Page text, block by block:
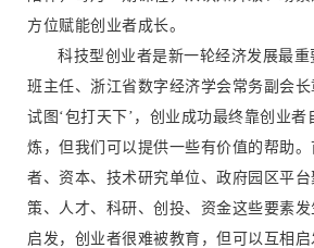
方位赋能创业者成长。
科技型创业者是新一轮经济发展最
班主任、浙江省数字经济学会常务副会
试图‘包打天下’，创业成功最终靠创业者
炼，但我们可以提供一些有价值的帮助
者、资本、技术研究单位、政府园区平
策、人才、科研、创投、资金这些要素
启发，创业者很难被教育，但可以互相